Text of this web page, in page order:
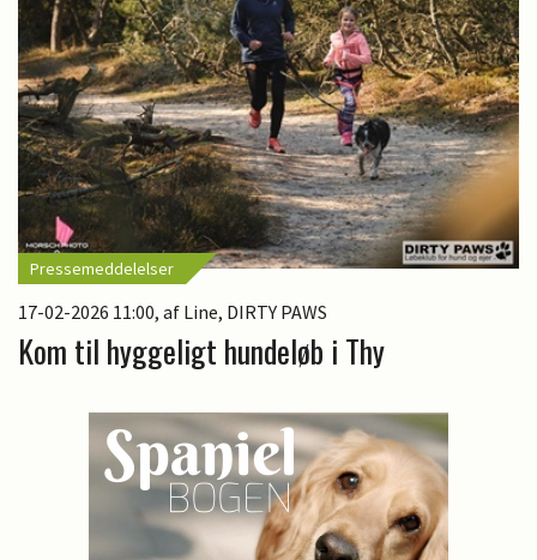
Pressemeddelelser
17-02-2026 11:00, af Line, DIRTY PAWS
Kom til hyggeligt hundeløb i Thy